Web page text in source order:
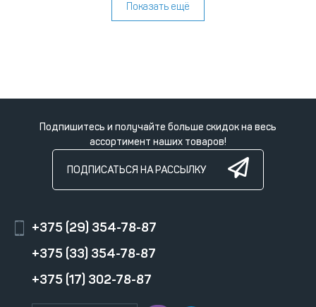
Показать ещё
Подпишитесь и получайте больше скидок на весь
ассортимент наших товаров!
ПОДПИСАТЬСЯ НА РАССЫЛКУ
+375 (29) 354-78-87
+375 (33) 354-78-87
+375 (17) 302-78-87